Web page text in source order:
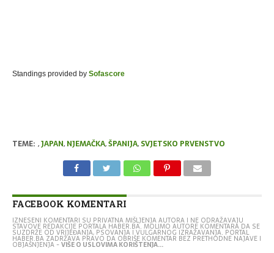
Standings provided by Sofascore
TEME: ,JAPAN, NJEMAČKA,ŠPANIJA, SVJETSKO PRVENSTVO
FACEBOOK KOMENTARI
IZNESENI KOMENTARI SU PRIVATNA MIŠLJENJA AUTORA I NE ODRAŽAVAJU
STAVOVE REDAKCIJE PORTALA HABER.BA. MOLIMO AUTORE KOMENTARA DA SE
SUZDRŽE OD VRIJEĐANJA, PSOVANJA I VULGARNOG IZRAŽAVANJA. PORTAL
HABER.BA ZADRŽAVA PRAVO DA OBRIŠE KOMENTAR BEZ PRETHODNE NAJAVE I
OBJAŠNJENJA -VIŠE O USLOVIMA KORIŠTENJA...